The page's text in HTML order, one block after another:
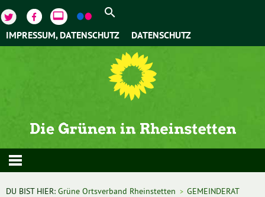
video_label
IMPRESSUM, DATENSCHUTZ DATENSCHUTZ
DU BIST HIER: Grüne Ortsverband Rheinstetten > GEMEINDERAT